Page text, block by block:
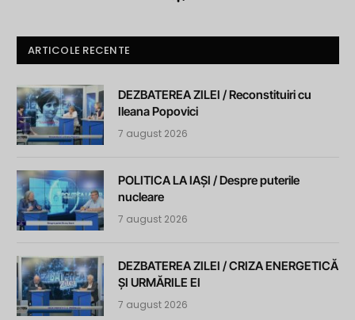
ARTICOLE RECENTE
DEZBATEREA ZILEI / Reconstituiri cu
Ileana Popovici
7 august 2026
POLITICA LA IAȘI / Despre puterile
nucleare
7 august 2026
DEZBATEREA ZILEI / CRIZA ENERGETICĂ
ȘI URMĂRILE EI
7 august 2026